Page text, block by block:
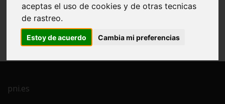
aceptas el uso de cookies y de otras tecnicas
de rastreo.
Estoy de acuerdo Cambia mi preferencias
pni.es